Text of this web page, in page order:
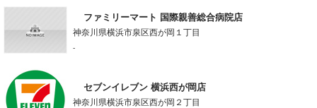
ファミリーマート 国際親善総合病院店
神奈川県横浜市泉区西が岡１丁目
-
セブンイレブン 横浜西が岡店
神奈川県横浜市泉区西が岡２丁目